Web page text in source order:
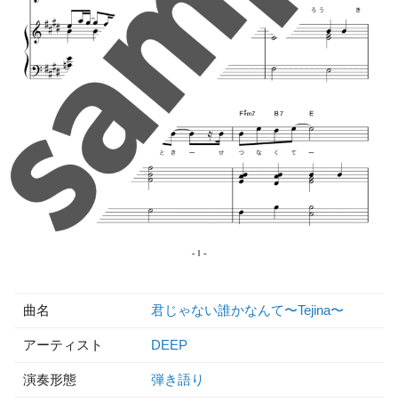
曲名 君じゃない誰かなんて〜Tejina〜
アーティスト DEEP
演奏形態 弾き語り